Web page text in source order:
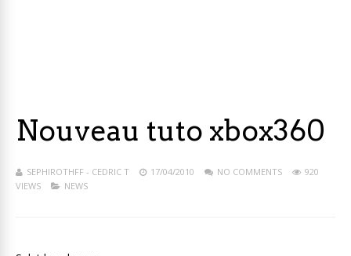
Nouveau tuto xbox360
SEPHIROTHFF - CEDRIC T 17/04/2010 NO COMMENTS
920
VIEWS
NEWS